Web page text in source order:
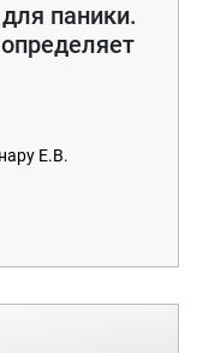
паники.
Е.В.